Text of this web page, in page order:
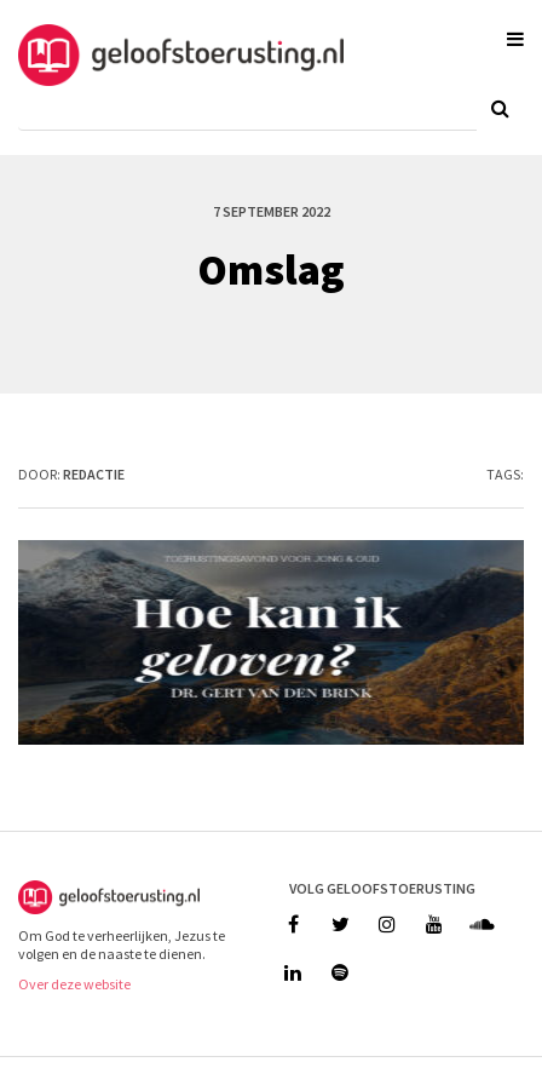
7 SEPTEMBER 2022
Omslag
DOOR: REDACTIE TAGS:
Om God te verheerlijken, Jezus te
volgen en de naaste te dienen.
Over deze website
VOLG GELOOFSTOERUSTING